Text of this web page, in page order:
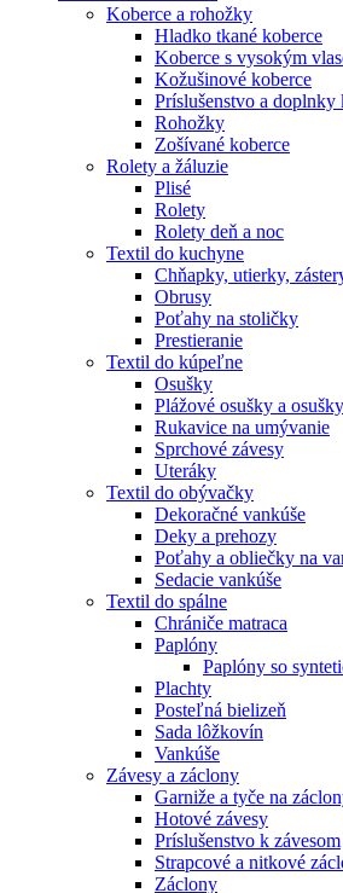
Koberce a rohožky
Hladko tkané koberce
Koberce s vysokým
Kožušinové koberce
Príslušenstvo a doplnky
Rohožky
Zošívané koberce
Rolety a žáluzie
Plisé
Rolety
Rolety deň a noc
Textil do kuchyne
Chňapky, utierky,
Obrusy
Poťahy na stoličky
Prestieranie
Textil do kúpeľne
Osušky
Plážové osušky a
Rukavice na umývanie
Sprchové závesy
Uteráky
Textil do obývačky
Dekoračné vankúše
Deky a prehozy
Poťahy a obliečky na
Sedacie vankúše
Textil do spálne
Chrániče matraca
Paplóny
Paplóny so
Plachty
Posteľná bielizeň
Sada lôžkovín
Vankúše
Závesy a záclony
Garniže a tyče na
Hotové závesy
Príslušenstvo k závesom
Strapcové a nitkové
Záclony